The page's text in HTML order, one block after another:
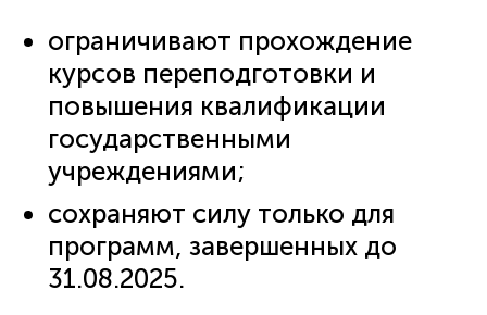
ограничивают прохождение
курсов переподготовки и
повышения квалификации
государственными
учреждениями;
сохраняют силу только для
программ, завершенных до
31.08.2025.